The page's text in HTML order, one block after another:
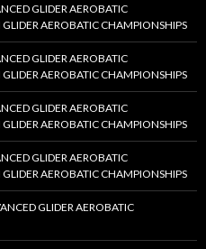
GLIDER AEROBATIC
AEROBATIC CHAMPIONSHIPS
GLIDER AEROBATIC
AEROBATIC CHAMPIONSHIPS
GLIDER AEROBATIC
AEROBATIC CHAMPIONSHIPS
GLIDER AEROBATIC
AEROBATIC CHAMPIONSHIPS
GLIDER AEROBATIC